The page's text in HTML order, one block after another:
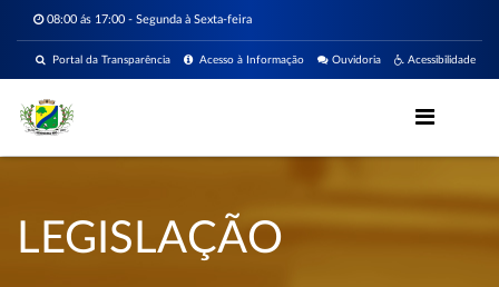
08:00 ás 17:00 - Segunda à Sexta-feira
Acessibilidade
Ouvidoria
Acesso à Informação
Portal da Transparência
LEGISLAÇÃO